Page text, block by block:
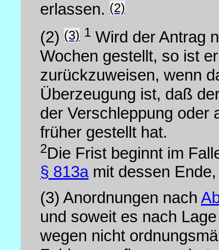
erlassen. (2)
(2) (3) 1 Wird der Antrag
Wochen gestellt, so ist
zurückzuweisen, wenn
Überzeugung ist, daß
der Verschleppung oder
früher gestellt hat.
2Die Frist beginnt im
§ 813amit dessen Ende,
(3) Anordnungen nach
und soweit es nach
wegen nicht